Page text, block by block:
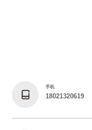
手机
18021320619